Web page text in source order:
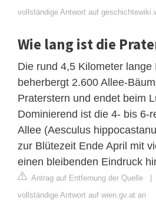
vollständige Antwort auf
Wie lang ist die
Die rund 4,5 Kilometer
beherbergt 2.600 Allee-
Praterstern und endet beim
Dominierend ist die 4- bis 6-
Allee (Aesculus
zur Blütezeit Ende April mit
einen bleibenden Eindruck
Antrag auf Entfernung der Quelle |
vollständige Antwort auf wien.gv.at an